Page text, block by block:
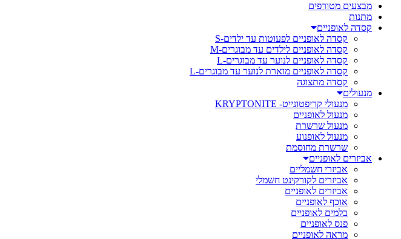
מבצעים מטורפים
מתנות
קסדה לאופניים
קסדה לאופניים לפעוטות עד ילדים-S
קסדה לאופניים לילדים עד מבוגרים-M
קסדה לאופניים לנוער עד מבוגרים-L
קסדה לאופניים מוארת לנוער עד מבוגרים-L
קסדה מתצוגה
מנעולים
מנעולי קריפטונייט- KRYPTONITE
מנעול לאופניים
מנעול שרשרת
מנעול לאופנוע
שרשרת מחוסמת
אביזרים לאופניים
אביזרי חשמליים
אביזרים לקורקינט חשמלי
אביזרים לאופניים
אוכף לאופניים
בלמים לאופניים
פנס לאופניים
מראה לאופניים